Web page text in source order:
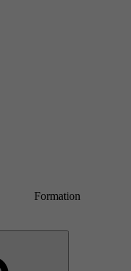
Formation